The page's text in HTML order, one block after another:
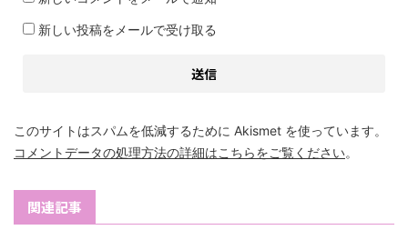
新しい投稿をメールで受け取る
このサイトはスパムを低減するために Akismet を使っています。
コメントデータの処理方法の詳細はこちらをご覧ください。
関連記事